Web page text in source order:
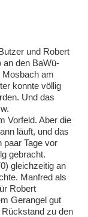
und Robert
an den BaWü-
am
konnte völlig
Und das
Vorfeld. Aber die
läuft, und das
paar Tage vor
gebracht.
gleichzeitig an
Manfred als
Robert
Gerangel gut
zu den